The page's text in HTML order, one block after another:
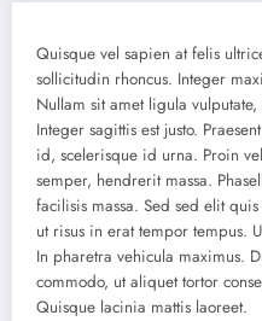
Quisque vel sapien at felis
sollicitudin rhoncus. Integer
Nullam sit amet ligula
Integer sagittis est justo.
id, scelerisque id urna. Proin
semper, hendrerit massa.
facilisis massa. Sed sed elit
ut risus in erat tempor tempus.
In pharetra vehicula maximus.
commodo, ut aliquet tortor
Quisque lacinia mattis laoreet.